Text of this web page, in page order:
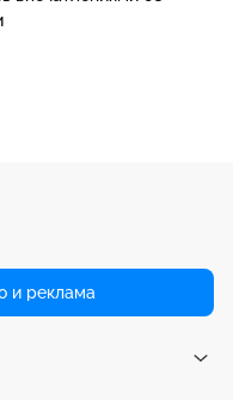
и реклама